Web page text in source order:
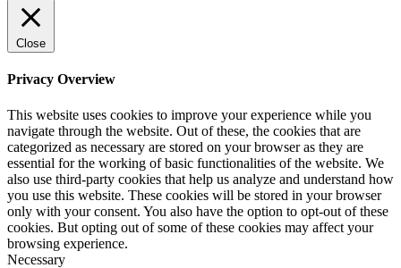
Close
Privacy Overview
This website uses cookies to improve your experience while you
navigate through the website. Out of these, the cookies that are
categorized as necessary are stored on your browser as they are
essential for the working of basic functionalities of the website. We
also use third-party cookies that help us analyze and understand how
you use this website. These cookies will be stored in your browser
only with your consent. You also have the option to opt-out of these
cookies. But opting out of some of these cookies may affect your
browsing experience.
Necessary